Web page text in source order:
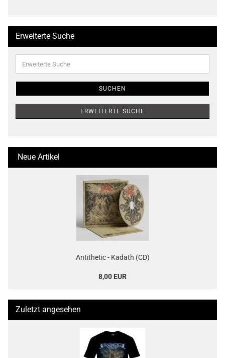
Erweiterte Suche
Suche
SUCHEN
ERWEITERTE SUCHE
Neue Artikel
Antithetic - Kadath (CD)
8,00 EUR
Zuletzt angesehen